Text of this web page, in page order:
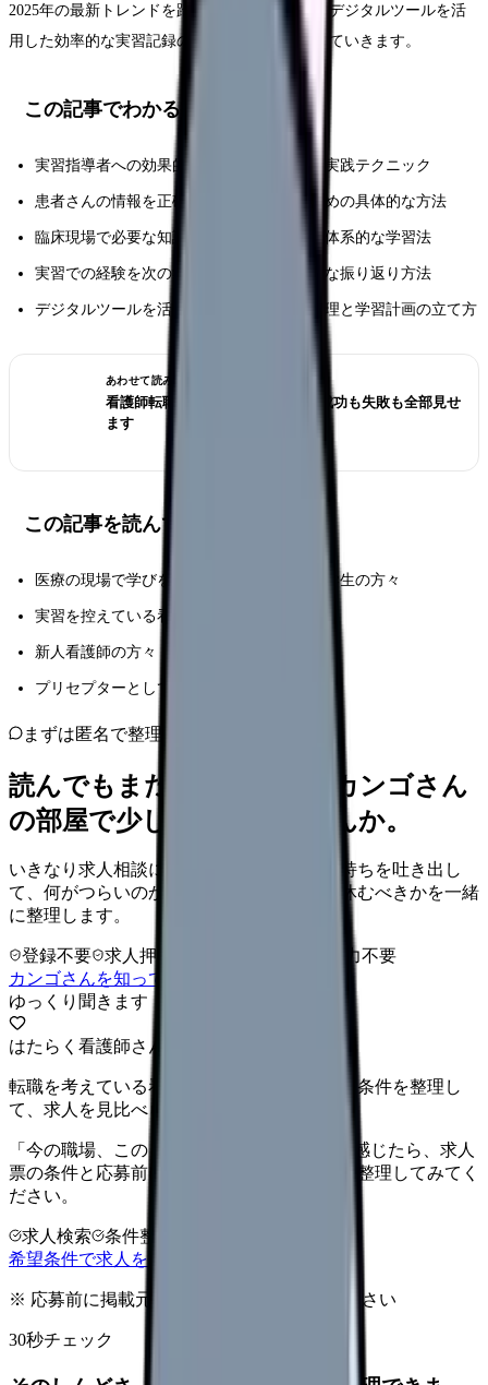
2025年の最新トレンドを踏まえた学習方法と、デジタルツールを活
用した効率的な実習記録の作成方法もお伝えしていきます。
この記事でわかること
実習指導者への効果的な質問方法と準備の実践テクニック
患者さんの情報を正確に収集・整理するための具体的な方法
臨床現場で必要な知識を確実に身につける体系的な学習法
実習での経験を次の学びにつなげる効果的な振り返り方法
デジタルツールを活用した効率的な情報管理と学習計画の立て方
あわせて読みたい
看護師転職のリアル体験談12選｜成功も失敗も全部見せ
ます
この記事を読んでほしい人
医療の現場で学びを深めたいすべての看護学生の方々
実習を控えている看護学生の方々
新人看護師の方々
プリセプターとして指導に携わる方々
まずは匿名で整理
読んでもまだ苦しいなら、カンゴさん
の部屋で少し話してみませんか。
いきなり求人相談には進みません。今の気持ちを吐き出し
て、何がつらいのか、辞めるべきか、少し休むべきかを一緒
に整理します。
登録不要 求人押し売りなし
病院名は入力不要
カンゴさんを知ってから相談する
ゆっくり聞きます
はたらく看護師さん 求人
転職を考えている看護師さんへ。まずは希望条件を整理し
て、求人を見比べられます。
「今の職場、このままでいいのかな...」そう感じたら、求人
票の条件と応募前に確認したい不安を分けて整理してみてく
ださい。
求人検索 条件整理
希望条件で求人を探す
※ 応募前に掲載元の最新情報を確認してください
30秒チェック